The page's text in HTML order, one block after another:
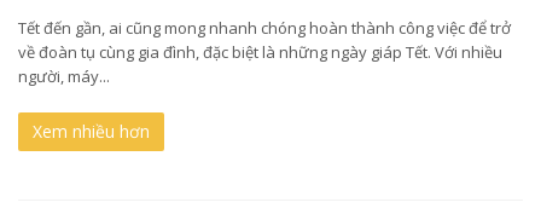
Tết đến gần, ai cũng mong nhanh chóng hoàn thành công việc để trở
về đoàn tụ cùng gia đình, đặc biệt là những ngày giáp Tết. Với nhiều
người, máy...
Xem nhiều hơn